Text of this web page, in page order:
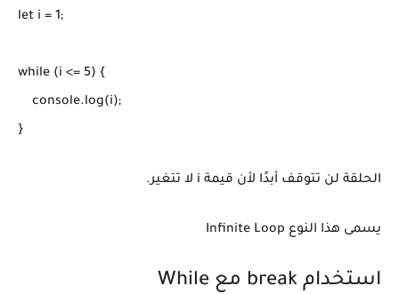
let i = 1;
while (i <= 5) {
    console.log(i);
}
الحلقة لن تتوقف أبدًا لأن قيمة i لا تتغير.
يسمى هذا النوع Infinite Loop
استخدام break مع While